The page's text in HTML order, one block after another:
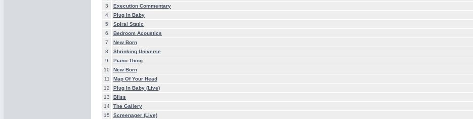
3
Execution Commentary
4
Plug In Baby
5
Spiral Static
6
Bedroom Acoustics
7
New Born
8
Shrinking Universe
9
Piano Thing
10
New Born
11
Map Of Your Head
12
Plug In Baby (Live)
13
Bliss
14
The Gallery
15
Screenager (Live)